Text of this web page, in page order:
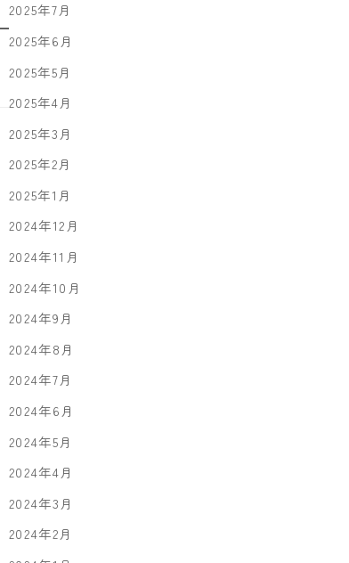
2025年7月
2025年6月
2025年5月
2025年4月
2025年3月
2025年2月
2025年1月
2024年12月
2024年11月
2024年10月
2024年9月
2024年8月
2024年7月
2024年6月
2024年5月
2024年4月
2024年3月
2024年2月